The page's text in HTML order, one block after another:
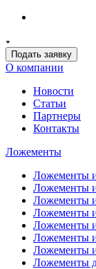
Подать заявку
О компании
Новости
Статьи
Партнеры
Контакты
Ложементы
Ложементы
Ложементы
Ложементы
Ложементы
Ложементы
Ложементы
Ложементы
Ложементы